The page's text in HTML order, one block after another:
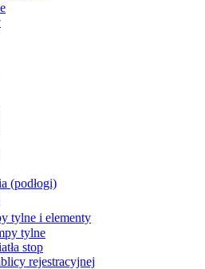
(podłogi)
tylne i elementy
tylne
stop
rejestracyjnej